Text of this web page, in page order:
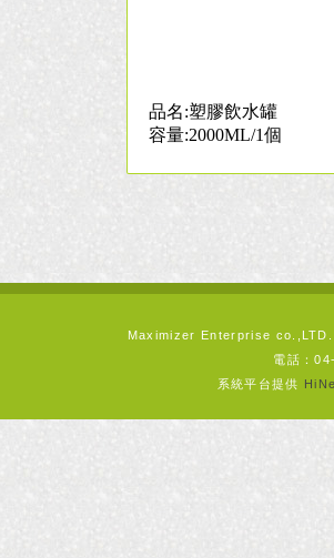
品名:塑膠飲水罐
容量:2000ML/1個
Maximizer Enterprise co.,LTD.
電話：
系統平台提供